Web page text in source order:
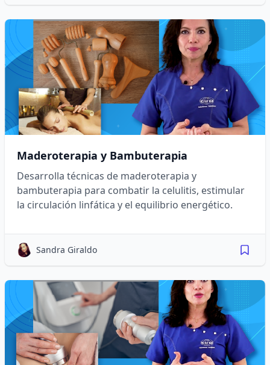
Maderoterapia y Bambuterapia
Desarrolla técnicas de maderoterapia y
bambuterapia para combatir la celulitis, estimular
la circulación linfática y el equilibrio energético.
Sandra Giraldo